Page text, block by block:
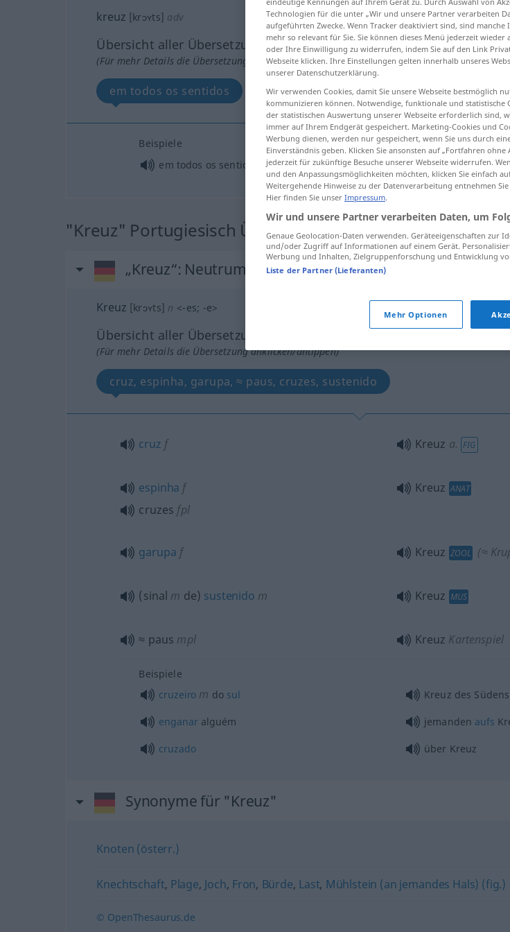
kreuz [krɔʏts] adv
Übersicht aller Übersetzungen
(Für mehr Details die Übersetzung anklicken/antippen)
em todos os sentidos
Beispiele
em todos os sentidos
kreuz undquer
"Kreuz" Portugiesisch Übersetzung
„Kreuz“: Neutrum
Kreuz [krɔʏts] n <-es; -e>
Übersicht aller Übersetzungen
(Für mehr Details die Übersetzung anklicken/antippen)
cruz, espinha, garupa, ≈ paus, cruzes, sustenido
cruz f Kreuz a. FIG
espinha f
cruzes fpl
Kreuz ANAT
garupa f Kreuz ZOOL (≈
(sinal m de) sustenido m Kreuz MUS
≈ paus mpl Kreuz Kartenspiel
Beispiele
cruzeiro m do sul Kreuz des Südens
enganaralguém jemanden aufs
cruzado über Kreuz
Synonyme für "Kreuz"
Knoten (österr.)
Knechtschaft, Plage, Joch, Fron, Bürde, Last, Mühlstein (an jemandes Hals) (fig.)
© OpenThesaurus.de
Technologien für die unter „Wir und unsere Partner verarbeiten
aufgeführten Zwecke. Wenn Tracker deaktiviert sind, sind
mehr so relevant für Sie. Sie können dieses Menü jederzeit
oder Ihre Einwilligung zu widerrufen, indem Sie auf den Link
Webseite klicken. Ihre Einstellungen gelten innerhalb unseres
unserer Datenschutzerklärung.
Wir verwenden Cookies, damit Sie unsere Webseite bestmöglich
kommunizieren können. Notwendige, funktionale und statistische
der statistischen Auswertung unserer Webseite erforderlich sind,
immer auf Ihrem Endgerät gespeichert. Marketing-Cookies und
Werbung dienen, werden nur gespeichert, wenn Sie uns durch
Einverständnis geben. Klicken Sie ansonsten auf „Fortfahren
jederzeit für zukünftige Besuche unserer Webseite widerrufen.
und den Anpassungsmöglichkeiten möchten, klicken Sie einfach
Weitergehende Hinweise zu der Datenverarbeitung entnehmen
Hier finden Sie unser Impressum.
Wir und unsere Partner verarbeiten Daten, um
Genaue Geolocation-Daten verwenden. Geräteeigenschaften zur
und/oder Zugriff auf Informationen auf einem Gerät.
Werbung und Inhalten, Zielgruppenforschung und Entwicklung
Liste der Partner (Lieferanten)
Mehr Optionen